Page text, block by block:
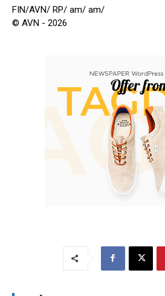
FIN/AVN/ RP/ am/ am/
© AVN - 2026